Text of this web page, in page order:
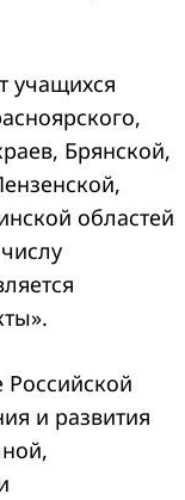
учащихся
Брянской,
областей
и развития